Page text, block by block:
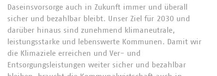
Daseinsvorsorge auch in Zukunft immer und überall
sicher und bezahlbar bleibt. Unser Ziel für 2030 und
darüber hinaus sind zunehmend klimaneutrale,
leistungsstarke und lebenswerte Kommunen. Damit wir
die Klimaziele erreichen und Ver- und
Entsorgungsleistungen weiter sicher und bezahlbar